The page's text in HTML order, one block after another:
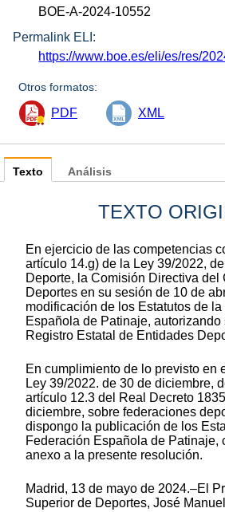
BOE-A-2024-10552
Permalink ELI:
https://www.boe.es/eli/es/res/
Otros formatos:
PDF XML
Texto
TEXTO
En ejercicio de las competencias
artículo 14.g) de la Ley 39/2022,
Deporte, la Comisión Directiva del
Deportes en su sesión de 10 de
modificación de los Estatutos de
Española de Patinaje, autorizando
Registro Estatal de Entidades
En cumplimiento de lo previsto en
Ley 39/2022. de 30 de diciembre,
artículo 12.3 del Real Decreto
diciembre, sobre federaciones
dispongo la publicación de los
Federación Española de Patinaje,
anexo a la presente resolución.
Madrid, 13 de mayo de 2024.–El
Superior de Deportes, José
Análisis